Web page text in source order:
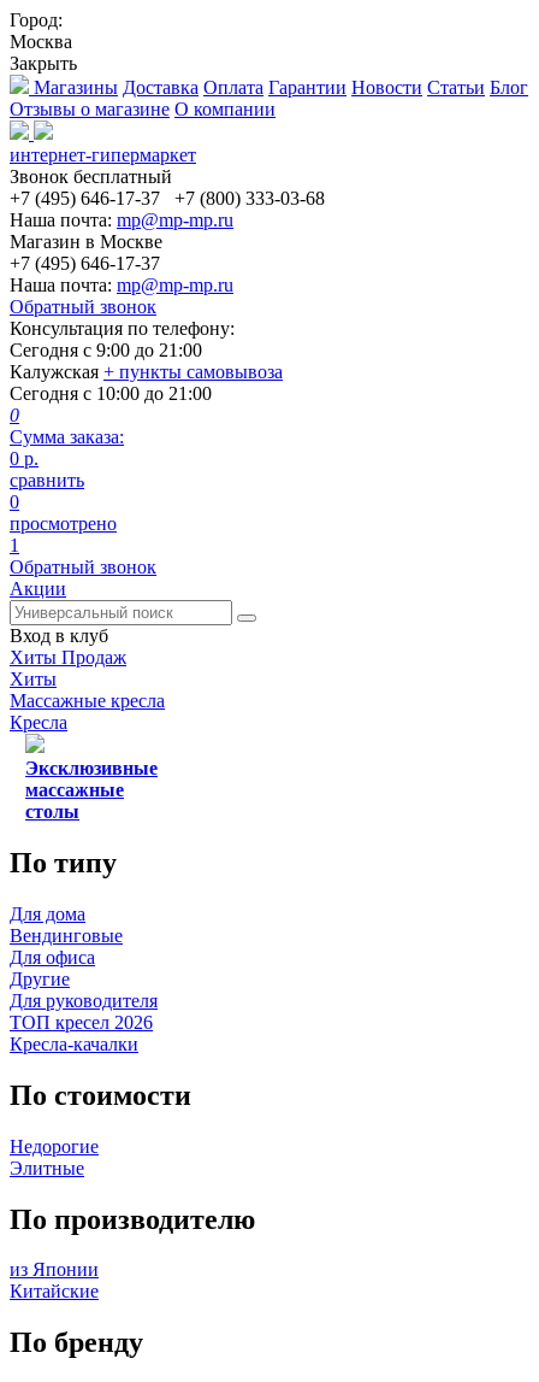
Город:
Москва
Закрыть
Магазины Доставка Оплата Гарантии Новости Статьи Блог
Отзывы о магазине О компании
интернет-гипермаркет
Звонок бесплатный
+7 (495) 646-17-37
+7 (800) 333-03-68
Наша почта: mp@mp-mp.ru
Магазин в Москве
+7 (495) 646-17-37
Наша почта: mp@mp-mp.ru
Обратный звонок
Консультация по телефону:
Сегодня с 9:00 до 21:00
Калужская + пункты самовывоза
Сегодня с 10:00 до 21:00
0
Сумма заказа:
0 р.
сравнить
0
просмотрено
1
Обратный звонок
Акции
Вход в клуб
Хиты Продаж
Хиты
Массажные кресла
Кресла
Эксклюзивные
массажные
столы
По типу
Для дома
Вендинговые
Для офиса
Другие
Для руководителя
ТОП кресел 2026
Кресла-качалки
По стоимости
Недорогие
Элитные
По производителю
из Японии
Китайские
По бренду